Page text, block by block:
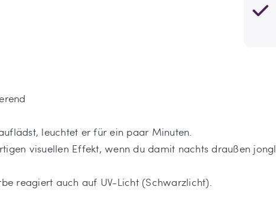
leuchtet er für ein paar Minuten.
visuellen Effekt, wenn du damit nachts draußen
reagiert auch auf UV-Licht (Schwarzlicht).